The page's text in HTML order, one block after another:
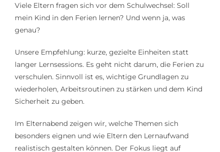
Viele Eltern fragen sich vor dem Schulwechsel: Soll
mein Kind in den Ferien lernen? Und wenn ja, was
genau?
Unsere Empfehlung: kurze, gezielte Einheiten statt
langer Lernsessions. Es geht nicht darum, die Ferien zu
verschulen. Sinnvoll ist es, wichtige Grundlagen zu
wiederholen, Arbeitsroutinen zu stärken und dem Kind
Sicherheit zu geben.
Im Elternabend zeigen wir, welche Themen sich
besonders eignen und wie Eltern den Lernaufwand
realistisch gestalten können. Der Fokus liegt auf